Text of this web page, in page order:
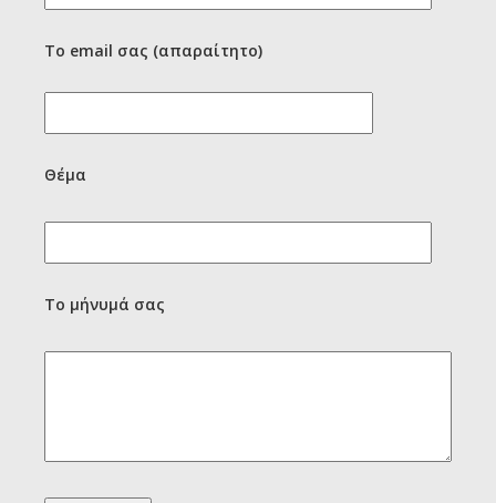
Το email σας (απαραίτητο)
Θέμα
Το μήνυμά σας